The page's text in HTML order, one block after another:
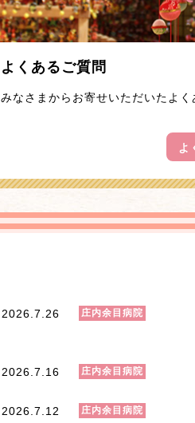
よくあるご質問
みなさまからお寄せいただいたよ
よ
2026.7.26 庄内余目病院
2026.7.16 庄内余目病院
2026.7.12 庄内余目病院